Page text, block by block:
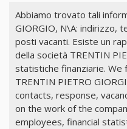
Abbiamo trovato tali
GIORGIO, N\A: indirizzo,
posti vacanti. Esiste un
della società TRENTIN
statistiche finanziarie. We
TRENTIN PIETRO
contacts, response,
on the work of the
employees, financial